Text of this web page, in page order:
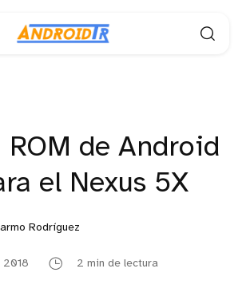
ROM de Android
el Nexus 5X
Rodríguez
2018 2 min de lectura